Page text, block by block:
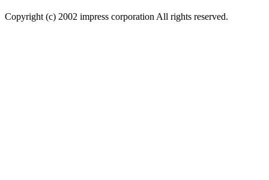
Copyright (c) 2002 impress corporation All rights reserved.